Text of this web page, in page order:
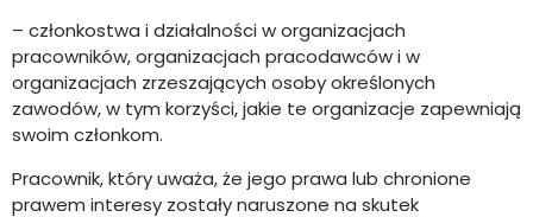
– członkostwa i działalności w organizacjach
pracowników, organizacjach pracodawców i w
organizacjach zrzeszających osoby określonych
zawodów, w tym korzyści, jakie te organizacje zapewniają
swoim członkom.
Pracownik, który uważa, że jego prawa lub chronione
prawem interesy zostały naruszone na skutek